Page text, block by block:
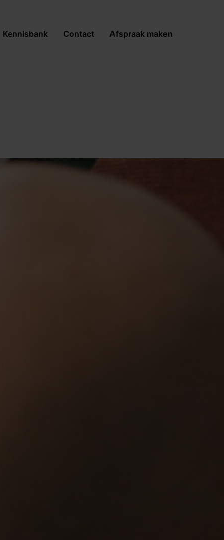
Kennisbank Contact Afspraak maken